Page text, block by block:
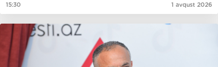
15:30 1 avqust 2026